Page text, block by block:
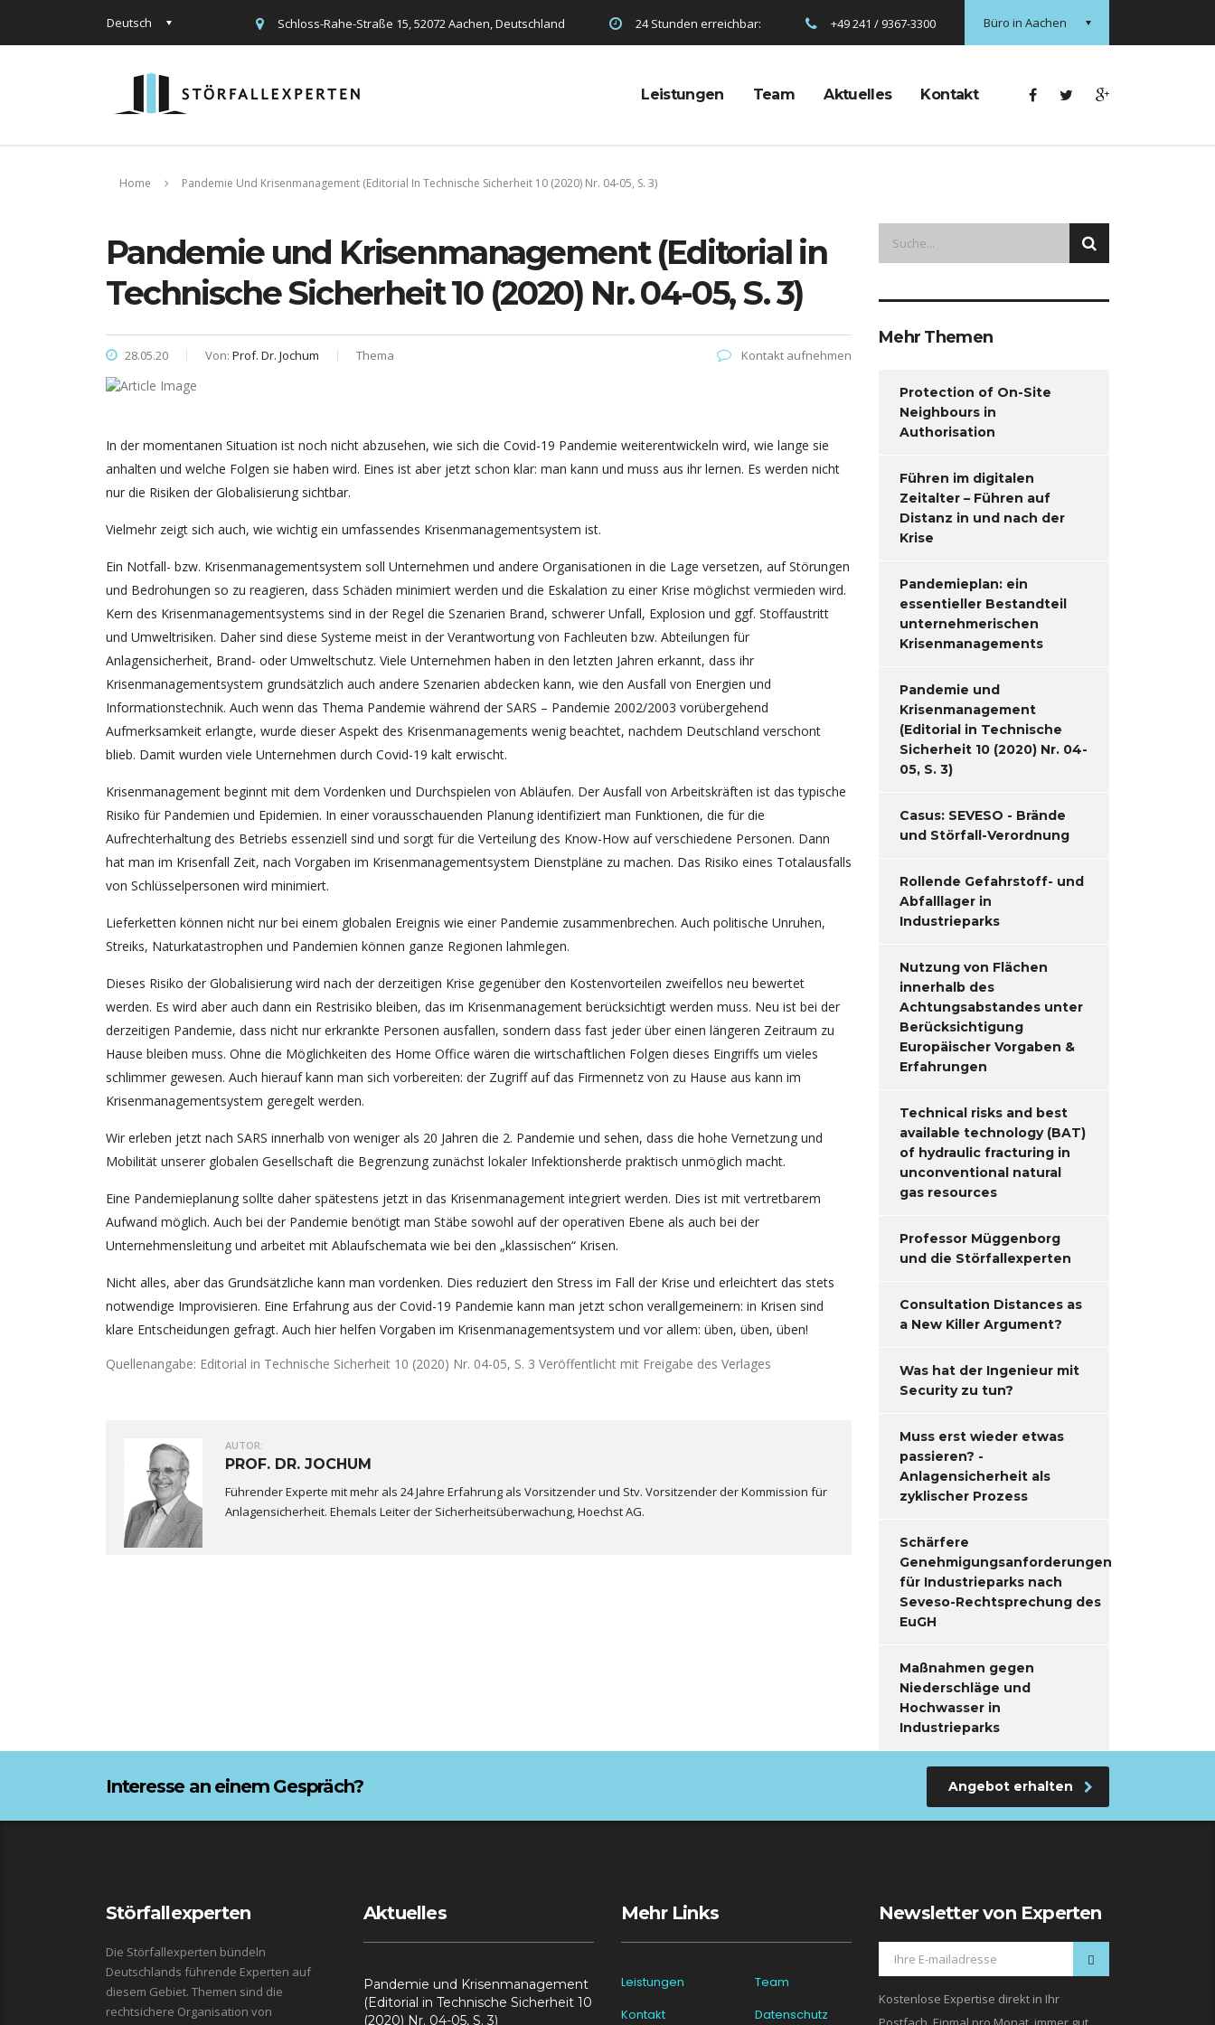
Deutsch Büro in Aachen
Schloss-Rahe-Straße 15, 52072 Aachen, Deutschland 24 Stunden erreichbar: +49 241 / 9367-3300
Leistungen Team Aktuelles Kontakt
Home Pandemie Und Krisenmanagement (Editorial In Technische Sicherheit 10 (2020) Nr. 04-05, S. 3)
Pandemie und Krisenmanagement (Editorial in
Technische Sicherheit 10 (2020) Nr. 04-05, S. 3)
28.05.20 Von: Prof. Dr. Jochum Thema Kontakt aufnehmen
In der momentanen Situation ist noch nicht abzusehen, wie sich die Covid-19 Pandemie weiterentwickeln wird, wie lange sie
anhalten und welche Folgen sie haben wird. Eines ist aber jetzt schon klar: man kann und muss aus ihr lernen. Es werden nicht
nur die Risiken der Globalisierung sichtbar.
Vielmehr zeigt sich auch, wie wichtig ein umfassendes Krisenmanagementsystem ist.
Ein Notfall- bzw. Krisenmanagementsystem soll Unternehmen und andere Organisationen in die Lage versetzen, auf Störungen
und Bedrohungen so zu reagieren, dass Schäden minimiert werden und die Eskalation zu einer Krise möglichst vermieden wird.
Kern des Krisenmanagementsystems sind in der Regel die Szenarien Brand, schwerer Unfall, Explosion und ggf. Stoffaustritt
und Umweltrisiken. Daher sind diese Systeme meist in der Verantwortung von Fachleuten bzw. Abteilungen für
Anlagensicherheit, Brand- oder Umweltschutz. Viele Unternehmen haben in den letzten Jahren erkannt, dass ihr
Krisenmanagementsystem grundsätzlich auch andere Szenarien abdecken kann, wie den Ausfall von Energien und
Informationstechnik. Auch wenn das Thema Pandemie während der SARS – Pandemie 2002/2003 vorübergehend
Aufmerksamkeit erlangte, wurde dieser Aspekt des Krisenmanagements wenig beachtet, nachdem Deutschland verschont
blieb. Damit wurden viele Unternehmen durch Covid-19 kalt erwischt.
Krisenmanagement beginnt mit dem Vordenken und Durchspielen von Abläufen. Der Ausfall von Arbeitskräften ist das typische
Risiko für Pandemien und Epidemien. In einer vorausschauenden Planung identifiziert man Funktionen, die für die
Aufrechterhaltung des Betriebs essenziell sind und sorgt für die Verteilung des Know-How auf verschiedene Personen. Dann
hat man im Krisenfall Zeit, nach Vorgaben im Krisenmanagementsystem Dienstpläne zu machen. Das Risiko eines Totalausfalls
von Schlüsselpersonen wird minimiert.
Lieferketten können nicht nur bei einem globalen Ereignis wie einer Pandemie zusammenbrechen. Auch politische Unruhen,
Streiks, Naturkatastrophen und Pandemien können ganze Regionen lahmlegen.
Dieses Risiko der Globalisierung wird nach der derzeitigen Krise gegenüber den Kostenvorteilen zweifellos neu bewertet
werden. Es wird aber auch dann ein Restrisiko bleiben, das im Krisenmanagement berücksichtigt werden muss. Neu ist bei der
derzeitigen Pandemie, dass nicht nur erkrankte Personen ausfallen, sondern dass fast jeder über einen längeren Zeitraum zu
Hause bleiben muss. Ohne die Möglichkeiten des Home Office wären die wirtschaftlichen Folgen dieses Eingriffs um vieles
schlimmer gewesen. Auch hierauf kann man sich vorbereiten: der Zugriff auf das Firmennetz von zu Hause aus kann im
Krisenmanagementsystem geregelt werden.
Wir erleben jetzt nach SARS innerhalb von weniger als 20 Jahren die 2. Pandemie und sehen, dass die hohe Vernetzung und
Mobilität unserer globalen Gesellschaft die Begrenzung zunächst lokaler Infektionsherde praktisch unmöglich macht.
Eine Pandemieplanung sollte daher spätestens jetzt in das Krisenmanagement integriert werden. Dies ist mit vertretbarem
Aufwand möglich. Auch bei der Pandemie benötigt man Stäbe sowohl auf der operativen Ebene als auch bei der
Unternehmensleitung und arbeitet mit Ablaufschemata wie bei den „klassischen“ Krisen.
Nicht alles, aber das Grundsätzliche kann man vordenken. Dies reduziert den Stress im Fall der Krise und erleichtert das stets
notwendige Improvisieren. Eine Erfahrung aus der Covid-19 Pandemie kann man jetzt schon verallgemeinern: in Krisen sind
klare Entscheidungen gefragt. Auch hier helfen Vorgaben im Krisenmanagementsystem und vor allem: üben, üben, üben!
Quellenangabe: Editorial in Technische Sicherheit 10 (2020) Nr. 04-05, S. 3 Veröffentlicht mit Freigabe des Verlages
AUTOR:
PROF. DR. JOCHUM
Führender Experte mit mehr als 24 Jahre Erfahrung als Vorsitzender und Stv. Vorsitzender der Kommission für
Anlagensicherheit. Ehemals Leiter der Sicherheitsüberwachung, Hoechst AG.
Mehr Themen
Protection of On-Site
Neighbours in
Authorisation
Führen im digitalen
Zeitalter – Führen auf
Distanz in und nach der
Krise
Pandemieplan: ein
essentieller Bestandteil
unternehmerischen
Krisenmanagements
Pandemie und
Krisenmanagement
(Editorial in Technische
Sicherheit 10 (2020) Nr. 04-
05, S. 3)
Casus: SEVESO - Brände
und Störfall-Verordnung
Rollende Gefahrstoff- und
Abfalllager in
Industrieparks
Nutzung von Flächen
innerhalb des
Achtungsabstandes unter
Berücksichtigung
Europäischer Vorgaben &
Erfahrungen
Technical risks and best
available technology (BAT)
of hydraulic fracturing in
unconventional natural
gas resources
Professor Müggenborg
und die Störfallexperten
Consultation Distances as
a New Killer Argument?
Was hat der Ingenieur mit
Security zu tun?
Muss erst wieder etwas
passieren? -
Anlagensicherheit als
zyklischer Prozess
Schärfere
Genehmigungsanforderungen
für Industrieparks nach
Seveso-Rechtsprechung des
EuGH
Maßnahmen gegen
Niederschläge und
Hochwasser in
Industrieparks
Interesse an einem Gespräch? Angebot erhalten
Störfallexperten
Die Störfallexperten bündeln
Deutschlands führende Experten auf
diesem Gebiet. Themen sind die
rechtsichere Organisation von
Aktuelles
Pandemie und Krisenmanagement
(Editorial in Technische Sicherheit 10
(2020) Nr. 04-05, S. 3)
Mehr Links
Leistungen
Team
Kontakt
Datenschutz
Newsletter von Experten
Kostenlose Expertise direkt in Ihr